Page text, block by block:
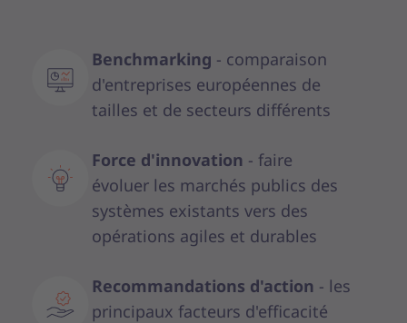
Benchmarking - comparaison
d'entreprises européennes de
tailles et de secteurs différents
Force d'innovation - faire
évoluer les marchés publics des
systèmes existants vers des
opérations agiles et durables
Recommandations d'action - les
principaux facteurs d'efficacité